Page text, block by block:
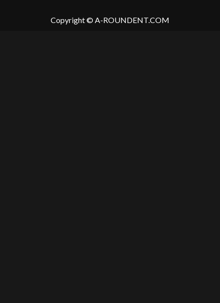
Copyright © A-ROUNDENT.COM